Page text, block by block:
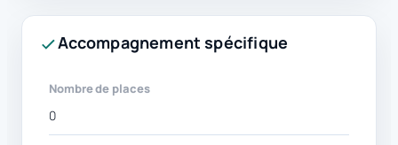
Accompagnement spécifique
Nombre de places
0